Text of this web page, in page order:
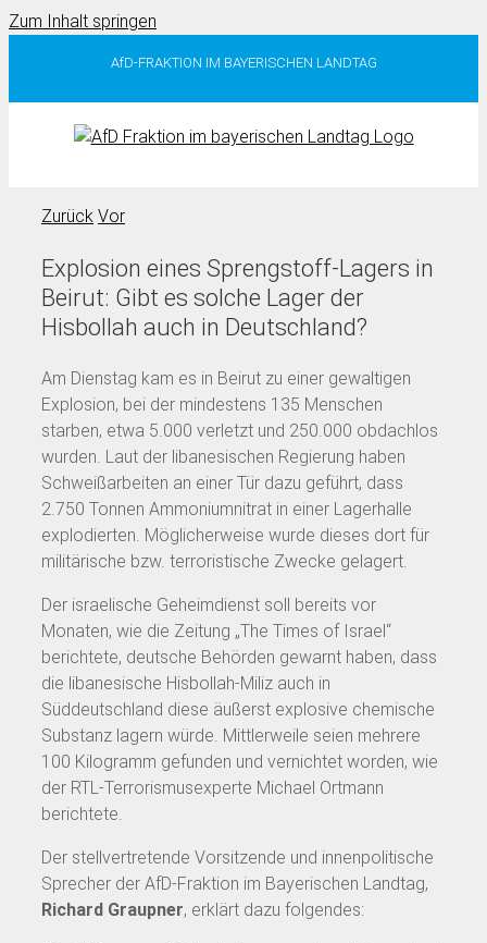
Zum Inhalt springen
AfD-FRAKTION IM BAYERISCHEN LANDTAG
Zurück Vor
Explosion eines Sprengstoff-Lagers in
Beirut: Gibt es solche Lager der
Hisbollah auch in Deutschland?
Am Dienstag kam es in Beirut zu einer gewaltigen
Explosion, bei der mindestens 135 Menschen
starben, etwa 5.000 verletzt und 250.000 obdachlos
wurden. Laut der libanesischen Regierung haben
Schweißarbeiten an einer Tür dazu geführt, dass
2.750 Tonnen Ammoniumnitrat in einer Lagerhalle
explodierten. Möglicherweise wurde dieses dort für
militärische bzw. terroristische Zwecke gelagert.
Der israelische Geheimdienst soll bereits vor
Monaten, wie die Zeitung „The Times of Israel“
berichtete, deutsche Behörden gewarnt haben, dass
die libanesische Hisbollah-Miliz auch in
Süddeutschland diese äußerst explosive chemische
Substanz lagern würde. Mittlerweile seien mehrere
100 Kilogramm gefunden und vernichtet worden, wie
der RTL-Terrorismusexperte Michael Ortmann
berichtete.
Der stellvertretende Vorsitzende und innenpolitische
Sprecher der AfD-Fraktion im Bayerischen Landtag,
Richard Graupner, erklärt dazu folgendes: